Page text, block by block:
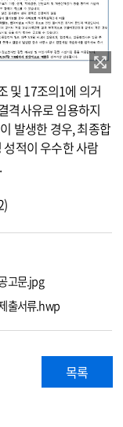
및 17조의1에 의거
격사유로 임용하지
발생한 경우, 최종합
적이 우수한 사람
고문.jpg
출서류.hwp
목록